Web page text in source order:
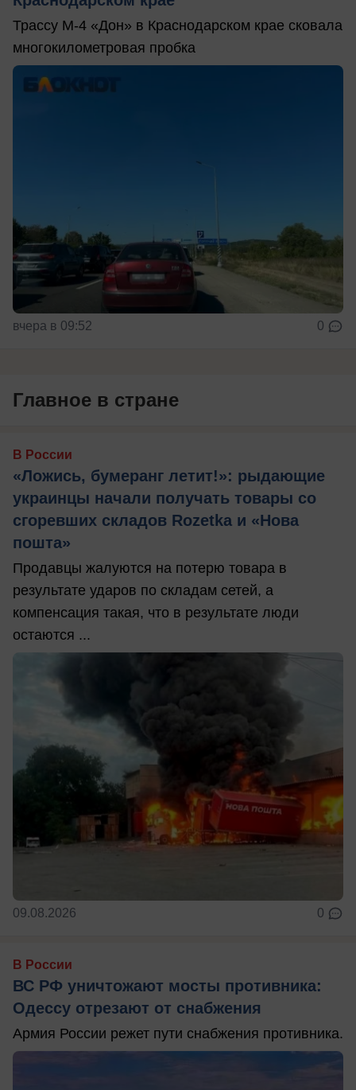
Трассу М-4 «Дон» в Краснодарском крае сковала
многокилометровая пробка
вчера в 09:52 0
Главное в стране
В России
«Ложись, бумеранг летит!»: рыдающие
украинцы начали получать товары со
сгоревших складов Rozetka и «Нова
пошта»
Продавцы жалуются на потерю товара в
результате ударов по складам сетей, а
компенсация такая, что в результате люди
остаются ...
09.08.2026 0
В России
ВС РФ уничтожают мосты противника:
Одессу отрезают от снабжения
Армия России режет пути снабжения противника.